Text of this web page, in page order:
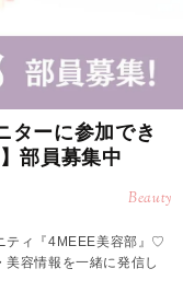
ターに参加でき
部員募集中
Beauty
ティ『4MEEE美容部』♡
容情報を一緒に発信し